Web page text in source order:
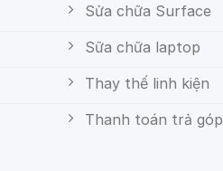
Sửa chữa Surface
Sữa chữa laptop
Thay thế linh kiện
Thanh toán trả góp